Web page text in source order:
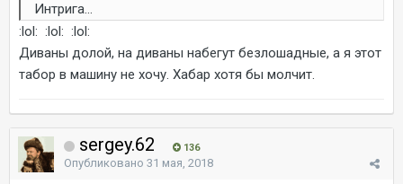
Интрига...
:lol: :lol: :lol:
Диваны долой, на диваны набегут безлошадные, а я этот
табор в машину не хочу. Хабар хотя бы молчит.
sergey.62 136
Опубликовано 31 мая, 2018